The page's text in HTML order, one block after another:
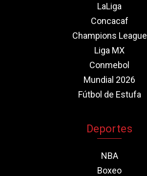
LaLiga
Concacaf
Champions League
Liga MX
Conmebol
Mundial 2026
Fútbol de Estufa
Deportes
NBA
Boxeo